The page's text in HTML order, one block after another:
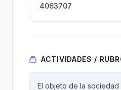
4063707
ACTIVIDADES /
El objeto de la sociedad